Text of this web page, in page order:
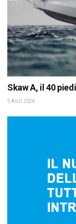
Skaw A, il 40
5 AGO 2026